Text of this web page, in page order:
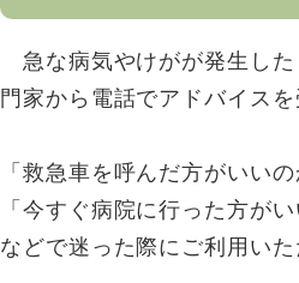
急な病気やけがが発生した
門家から電話でアドバイス
「救急車を呼んだ方がいいの
「今すぐ病院に行った方がい
などで迷った際にご利用い